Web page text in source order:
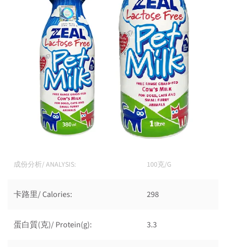
成份分析/ ANALYSIS: 100克/G
卡路里/ Calories: 298
蛋白質(克)/ Protein(g): 3.3